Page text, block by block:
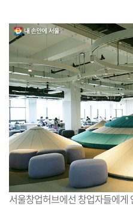
털
서울창업허브에선 창업자들에게